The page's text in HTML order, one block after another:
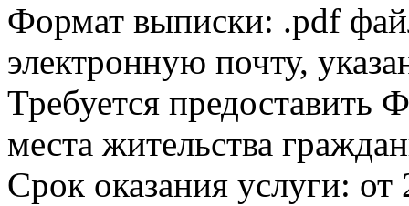
Формат выписки: .pdf
электронную почту,
Требуется
места жительства
Срок оказания услуги: от